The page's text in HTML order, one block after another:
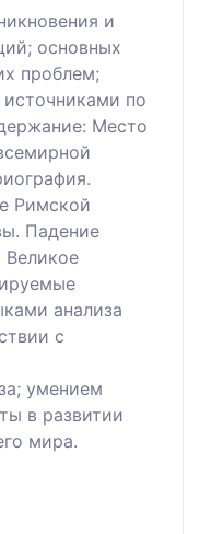
и
основных
проблем;
по
Место
Римской
Падение
анализа
с
умением
в развитии
мира.